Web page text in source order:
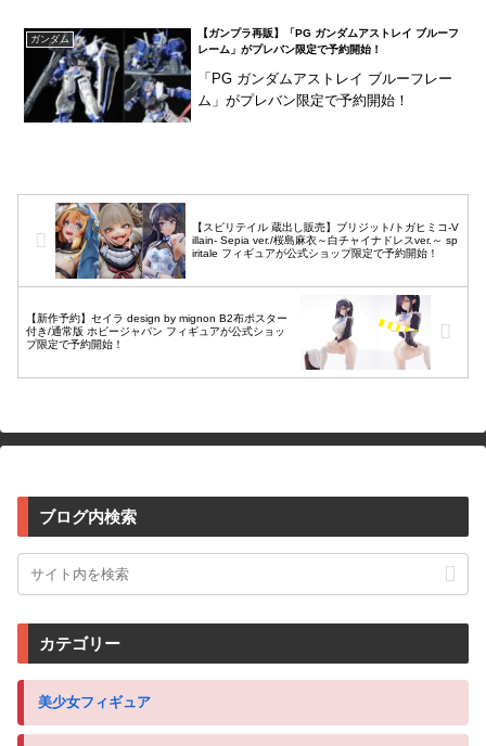
称）...
ガンダム
【ガンプラ再販】「PG ガンダムアストレイ ブルーフ
レーム」がプレバン限定で予約開始！
「PG ガンダムアストレイ ブルーフレー
ム」がプレバン限定で予約開始！
【スピリテイル 蔵出し販売】ブリジット/トガヒミコ-V
illain- Sepia ver./桜島麻衣～白チャイナドレスver.～ sp
iritale フィギュアが公式ショップ限定で予約開始！
【新作予約】セイラ design by mignon B2布ポスター
付き/通常版 ホビージャパン フィギュアが公式ショッ
プ限定で予約開始！
ブログ内検索
カテゴリー
美少女フィギュア